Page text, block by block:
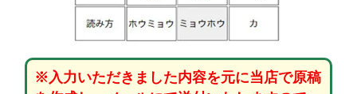
※入力いただきました内容を元に当店で原稿